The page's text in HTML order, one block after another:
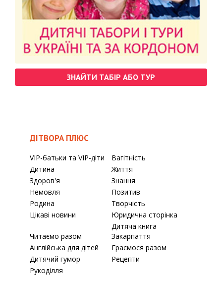
ЗНАЙТИ ТАБІР АБО ТУР
ДІТВОРА ПЛЮС
VIP-батьки та VIP-діти
Вагітність
Дитина
Життя
Здоров'я
Знання
Немовля
Позитив
Родина
Творчість
Цікаві новини
Юридична сторінка
Читаємо разом
Дитяча книга
Закарпаття
Англійська для дітей
Граємося разом
Дитячий гумор
Рецепти
Рукоділля